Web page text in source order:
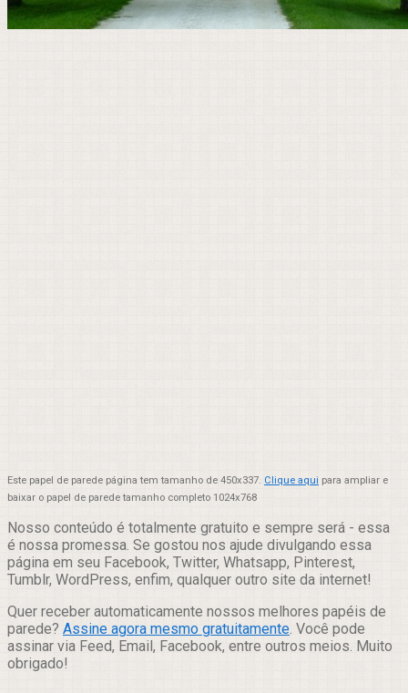
Este papel de parede página tem tamanho de 450x337. Clique aqui para ampliar e
baixar o papel de parede tamanho completo 1024x768
Nosso conteúdo é totalmente gratuito e sempre será - essa
é nossa promessa. Se gostou nos ajude divulgando essa
página em seu Facebook, Twitter, Whatsapp, Pinterest,
Tumblr, WordPress, enfim, qualquer outro site da internet!
Quer receber automaticamente nossos melhores papéis de
parede? Assine agora mesmo gratuitamente. Você pode
assinar via Feed, Email, Facebook, entre outros meios. Muito
obrigado!